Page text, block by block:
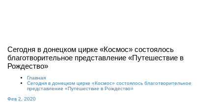
Сегодня в донецком цирке «Космос» состоялось
благотворительное представление «Путешествие в
Рождество»
Главная
Сегодня в донецком цирке «Космос» состоялось благотворительное
представление «Путешествие в Рождество»
Фев 2, 2020